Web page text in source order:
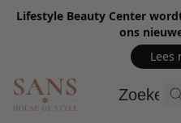
Lifestyle Beauty Center
ons
Lees